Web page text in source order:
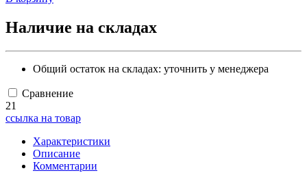
Наличие на складах
Общий остаток на складах: уточнить у менеджера
Сравнение
21
ссылка на товар
Характеристики
Описание
Комментарии